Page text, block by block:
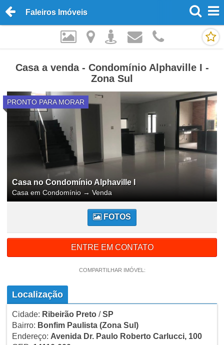
Faleiros Imóveis
Casa a venda - Condomínio Alphaville I -
Zona Sul
PRONTO PARA MORAR
Casa no Condomínio Alphaville I
Casa em Condomínio → Venda
FOTOS
ENTRE EM CONTATO
COMPARTILHAR IMÓVEL:
Localização
Cidade: Ribeirão Preto/SP
Bairro: Bonfim Paulista (Zona Sul)
Endereço: Avenida Dr. Paulo Roberto Carlucci, 100